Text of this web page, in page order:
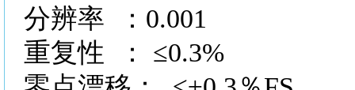
分辨率 ：0.001
重复性 ： ≤0.3%